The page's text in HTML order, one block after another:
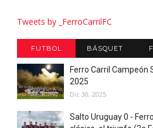
Tweets by _FerroCarrilFC
FUTBOL BÁSQUET
Ferro Carril Campeón
2025
Dic 30, 2025
Salto Uruguay 0 -